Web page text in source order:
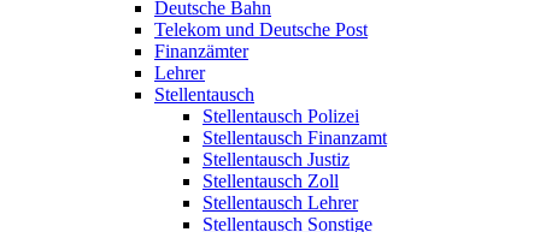
Deutsche Bahn
Telekom und Deutsche Post
Finanzämter
Lehrer
Stellentausch
Stellentausch Polizei
Stellentausch Finanzamt
Stellentausch Justiz
Stellentausch Zoll
Stellentausch Lehrer
Stellentausch Sonstige